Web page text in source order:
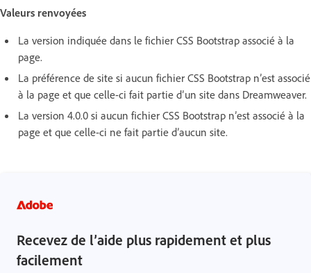
Valeurs renvoyées
La version indiquée dans le fichier CSS Bootstrap associé à la
page.
La préférence de site si aucun fichier CSS Bootstrap n’est associé
à la page et que celle-ci fait partie d’un site dans Dreamweaver.
La version 4.0.0 si aucun fichier CSS Bootstrap n’est associé à la
page et que celle-ci ne fait partie d’aucun site.
Recevez de l’aide plus rapidement et plus
facilement